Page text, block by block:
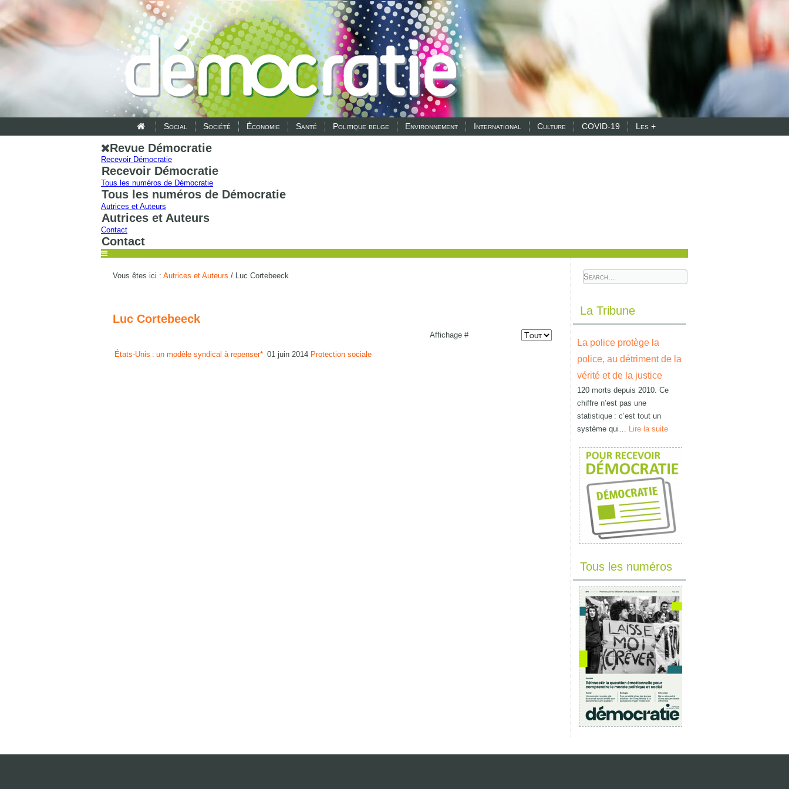
Social Société Économie Santé Politique belge Environnement International Culture COVID-19 Les +
Revue Démocratie
Recevoir Démocratie
Recevoir Démocratie
Tous les numéros de Démocratie
Tous les numéros de Démocratie
Autrices et Auteurs
Autrices et Auteurs
Contact
Contact
Vous êtes ici : Autrices et Auteurs / Luc Cortebeeck
Luc Cortebeeck
Affichage #
États-Unis : un modèle syndical à repenser* 01 juin 2014 Protection sociale
La Tribune
La police protège la
police, au détriment de la
vérité et de la justice
120 morts depuis 2010. Ce
chiffre n’est pas une
statistique : c’est tout un
système qui… Lire la suite
Tous les numéros